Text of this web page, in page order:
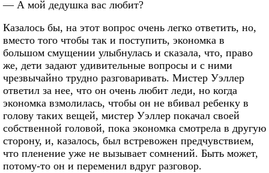
— А мой дедушка вас любит?
Казалось бы, на этот вопрос очень легко ответить, но,
вместо того чтобы так и поступить, экономка в
большом смущении улыбнулась и сказала, что, право
же, дети задают удивительные вопросы и с ними
чрезвычайно трудно разговаривать. Мистер Уэллер
ответил за нее, что он очень любит леди, но когда
экономка взмолилась, чтобы он не вбивал ребенку в
голову таких вещей, мистер Уэллер покачал своей
собственной головой, пока экономка смотрела в другую
сторону, и, казалось, был встревожен предчувствием,
что пленение уже не вызывает сомнений. Быть может,
потому-то он и переменил вдруг разговор.